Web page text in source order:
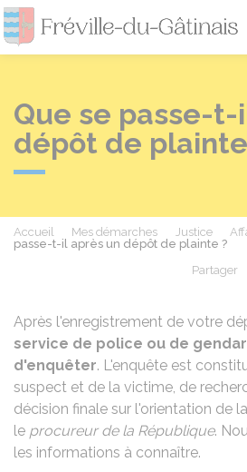
Que se passe-t-
dépôt de
Accueil Mes démarches Justice
passe-t-il après un dépôt de plainte ?
Partager
Après l'enregistrement de votre
service de police ou de
d'enquêter. L'enquête est
suspect et de la victime, de
décision finale sur l'orientation de
le procureur de la République.
les informations à connaître.